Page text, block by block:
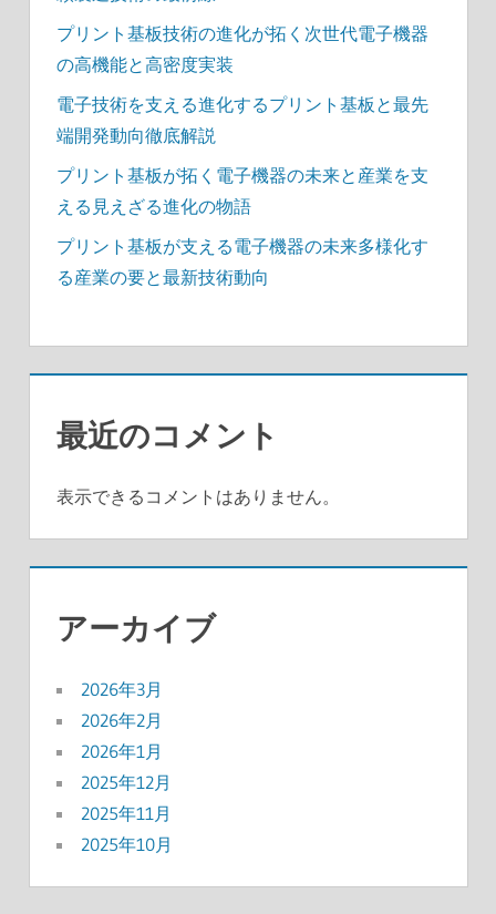
プリント基板技術の進化が拓く次世代電子機器
の高機能と高密度実装
電子技術を支える進化するプリント基板と最先
端開発動向徹底解説
プリント基板が拓く電子機器の未来と産業を支
える見えざる進化の物語
プリント基板が支える電子機器の未来多様化す
る産業の要と最新技術動向
最近のコメント
表示できるコメントはありません。
アーカイブ
2026年3月
2026年2月
2026年1月
2025年12月
2025年11月
2025年10月